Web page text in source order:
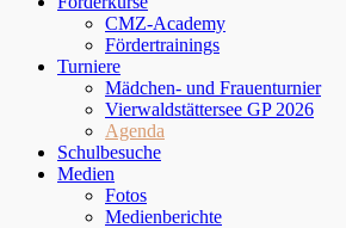
CMZ-Academy
Fördertrainings
Turniere
Mädchen- und Frauenturnier
Vierwaldstättersee GP 2026
Agenda
Schulbesuche
Medien
Fotos
Medienberichte